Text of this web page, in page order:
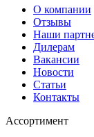
О компании
Отзывы
Наши
Дилерам
Вакансии
Новости
Статьи
Контакты
Ассортимент